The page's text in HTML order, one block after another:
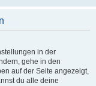
in der
gehe in den
auf der Seite angezeigt,
du alle deine